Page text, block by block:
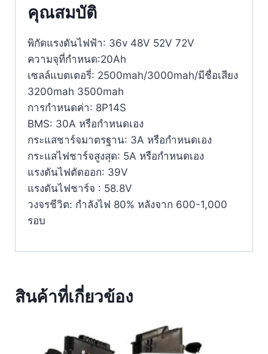
คุณสมบัติ
พิกัดแรงดันไฟฟ้า: 36v 48V 52V 72V
ความจุที่กำหนด:20Ah
เซลล์แบตเตอรี่: 2500mah/3000mah/มีชื่อเสียง
3200mah 3500mah
การกำหนดค่า: 8P14S
BMS: 30A หรือกำหนดเอง
กระแสชาร์จมาตรฐาน: 3A หรือกำหนดเอง
กระแสไฟชาร์จสูงสุด: 5A หรือกำหนดเอง
แรงดันไฟตัดออก: 39V
แรงดันไฟชาร์จ : 58.8V
วงจรชีวิต: กำลังไฟ 80% หลังจาก 600-1,000
รอบ
สินค้าที่เกี่ยวข้อง